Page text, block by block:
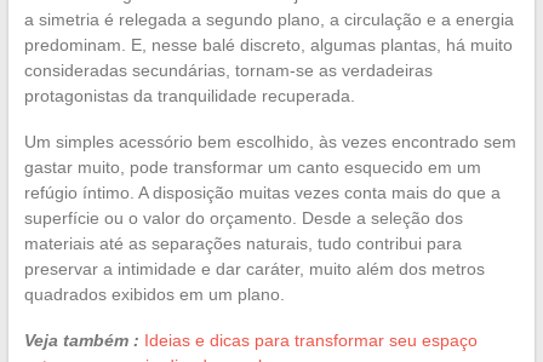
a simetria é relegada a segundo plano, a circulação e a energia
predominam. E, nesse balé discreto, algumas plantas, há muito
consideradas secundárias, tornam-se as verdadeiras
protagonistas da tranquilidade recuperada.
Um simples acessório bem escolhido, às vezes encontrado sem
gastar muito, pode transformar um canto esquecido em um
refúgio íntimo. A disposição muitas vezes conta mais do que a
superfície ou o valor do orçamento. Desde a seleção dos
materiais até as separações naturais, tudo contribui para
preservar a intimidade e dar caráter, muito além dos metros
quadrados exibidos em um plano.
Veja também : Ideias e dicas para transformar seu espaço